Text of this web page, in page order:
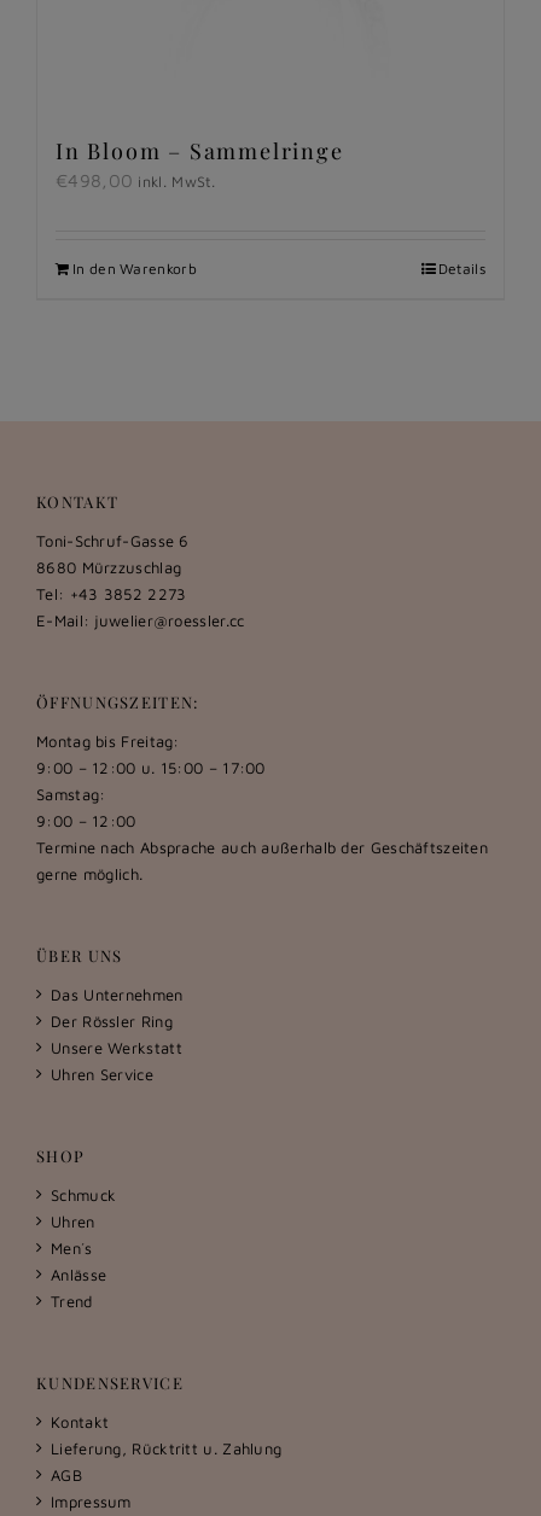
In Bloom – Sammelringe
€498,00 inkl. MwSt.
In den Warenkorb Details
KONTAKT
Toni-Schruf-Gasse 6
8680 Mürzzuschlag
Tel: +43 3852 2273
E-Mail: juwelier@roessler.cc
ÖFFNUNGSZEITEN:
Montag bis Freitag:
9:00 – 12:00 u. 15:00 – 17:00
Samstag:
9:00 – 12:00
Termine nach Absprache auch außerhalb der Geschäftszeiten
gerne möglich.
ÜBER UNS
Das Unternehmen
Der Rössler Ring
Unsere Werkstatt
Uhren Service
SHOP
Schmuck
Uhren
Men´s
Anlässe
Trend
KUNDENSERVICE
Kontakt
Lieferung, Rücktritt u. Zahlung
AGB
Impressum